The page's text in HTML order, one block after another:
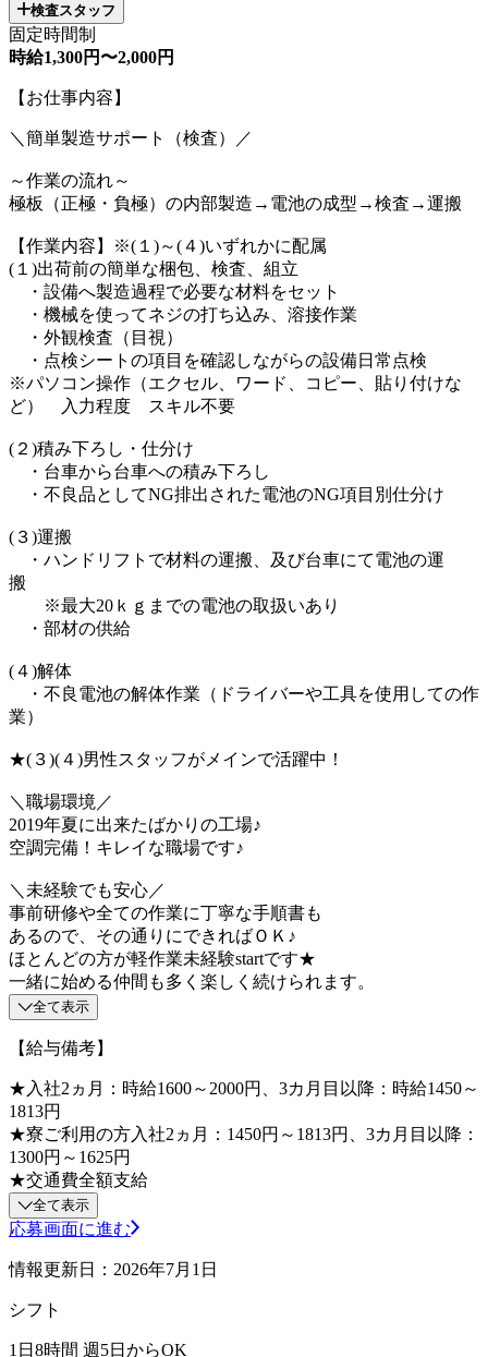
検査スタッフ
固定時間制
時給1,300円〜2,000円
【お仕事内容】
＼簡単製造サポート（検査）／
～作業の流れ～
極板（正極・負極）の内部製造→電池の成型→検査→運搬
【作業内容】※(１)～(４)いずれかに配属
(１)出荷前の簡単な梱包、検査、組立
・設備へ製造過程で必要な材料をセット
・機械を使ってネジの打ち込み、溶接作業
・外観検査（目視）
・点検シートの項目を確認しながらの設備日常点検
※パソコン操作（エクセル、ワード、コピー、貼り付けな
ど） 入力程度 スキル不要
(２)積み下ろし・仕分け
・台車から台車への積み下ろし
・不良品としてNG排出された電池のNG項目別仕分け
(３)運搬
・ハンドリフトで材料の運搬、及び台車にて電池の運
搬
※最大20ｋｇまでの電池の取扱いあり
・部材の供給
(４)解体
・不良電池の解体作業（ドライバーや工具を使用しての作
業）
★(３)(４)男性スタッフがメインで活躍中！
＼職場環境／
2019年夏に出来たばかりの工場♪
空調完備！キレイな職場です♪
＼未経験でも安心／
事前研修や全ての作業に丁寧な手順書も
あるので、その通りにできればＯＫ♪
ほとんどの方が軽作業未経験startです★
一緒に始める仲間も多く楽しく続けられます。
全て表示
【給与備考】
★入社2ヵ月：時給1600～2000円、3カ月目以降：時給1450～
1813円
★寮ご利用の方入社2ヵ月：1450円～1813円、3カ月目以降：
1300円～1625円
★交通費全額支給
全て表示
応募画面に進む
情報更新日：2026年7月1日
シフト
1日8時間 週5日からOK